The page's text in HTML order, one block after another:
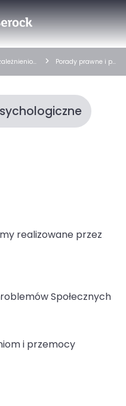
Porady prawne i ps
realizowane przez
Społecznych
i przemocy